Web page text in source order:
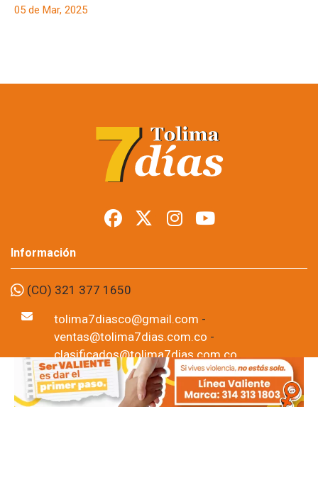
05 de Mar, 2025
recaudar $4.885
millones por
exenciones
Foto: suministrada a Tolima7Días.
14 de Jul, 2026
Durante el primer semestre de 2026, el Municipio de Ibagué